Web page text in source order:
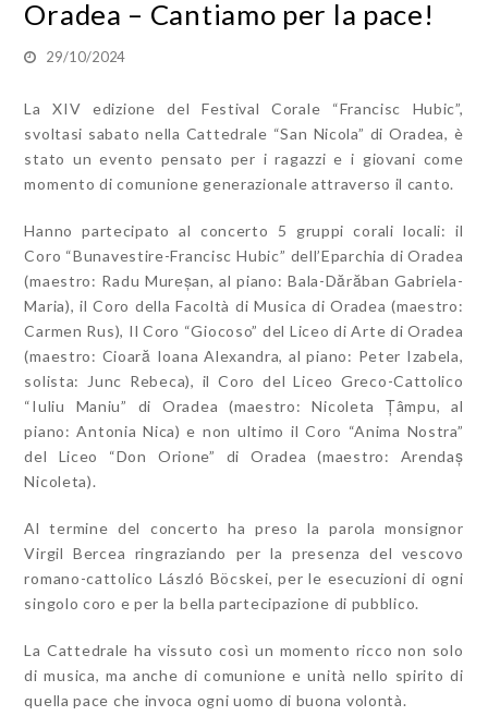
Oradea – Cantiamo per la pace!
29/10/2024
La XIV edizione del Festival Corale “Francisc Hubic”,
svoltasi sabato nella Cattedrale “San Nicola” di Oradea, è
stato un evento pensato per i ragazzi e i giovani come
momento di comunione generazionale attraverso il canto.
Hanno partecipato al concerto 5 gruppi corali locali: il
Coro “Bunavestire-Francisc Hubic” dell’Eparchia di Oradea
(maestro: Radu Mureșan, al piano: Bala-Dărăban Gabriela-
Maria), il Coro della Facoltà di Musica di Oradea (maestro:
Carmen Rus), Il Coro “Giocoso” del Liceo di Arte di Oradea
(maestro: Cioară Ioana Alexandra, al piano: Peter Izabela,
solista: Junc Rebeca), il Coro del Liceo Greco-Cattolico
“Iuliu Maniu” di Oradea (maestro: Nicoleta Țâmpu, al
piano: Antonia Nica) e non ultimo il Coro “Anima Nostra”
del Liceo “Don Orione” di Oradea (maestro: Arendaș
Nicoleta).
Al termine del concerto ha preso la parola monsignor
Virgil Bercea ringraziando per la presenza del vescovo
romano-cattolico László Böcskei, per le esecuzioni di ogni
singolo coro e per la bella partecipazione di pubblico.
La Cattedrale ha vissuto così un momento ricco non solo
di musica, ma anche di comunione e unità nello spirito di
quella pace che invoca ogni uomo di buona volontà.